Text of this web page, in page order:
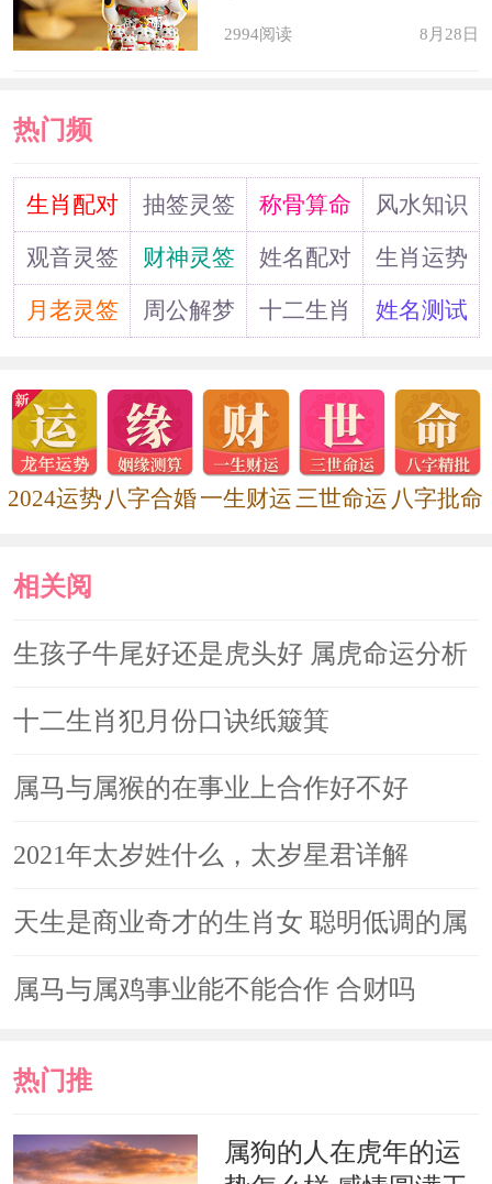
展自己的口才，丝毫不会让对方赢过去
道理的，都是一些诡辩，但是她们就是
2022年属虎犯太岁的生肖 属蛇人犯
双重太岁
2021年太岁姓什么，太岁星君详解
2994阅读 8月28日
热门频
道生肖配对 抽签灵签 称骨算命
风水知识
观音灵签
财神灵签 姓名配对
生肖运势
月老灵签
周公解梦 十二生肖 姓名测试
2024运势 八字合婚一生财运三世命运 八字批命
相关阅
读
生孩子牛尾好还是虎头好 属虎命运分析
十二生肖犯月份口诀纸簸箕
属马与属猴的在事业上合作好不好
2021年太岁姓什么，太岁星君详解
天生是商业奇才的生肖女 聪明低调的属
蛇女
属马与属鸡事业能不能合作 合财吗
热门推
荐
属狗的人在虎年的运